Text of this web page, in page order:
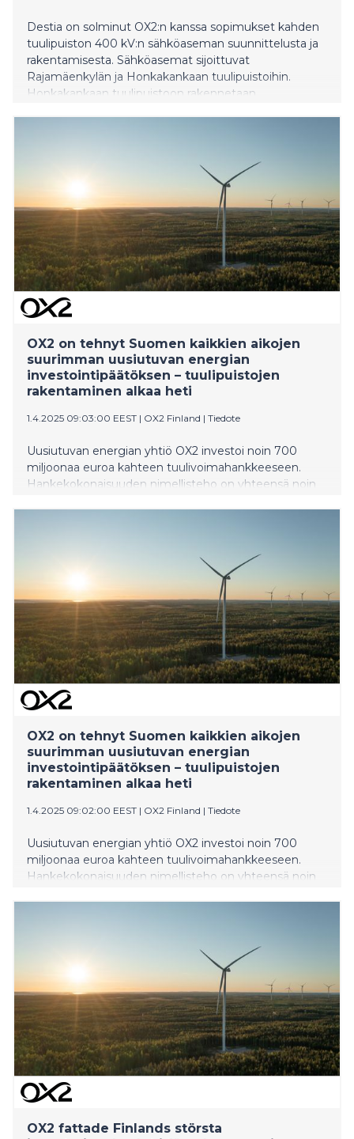
Destia on solminut OX2:n kanssa sopimukset kahden
tuulipuiston 400 kV:n sähköaseman suunnittelusta ja
rakentamisesta. Sähköasemat sijoittuvat
Rajamäenkylän ja Honkakankaan tuulipuistoihin.
Honkakankaan tuulipuistoon rakennetaan
OX2 on tehnyt Suomen kaikkien aikojen
suurimman uusiutuvan energian
investointipäätöksen – tuulipuistojen
rakentaminen alkaa heti
1.4.2025 09:03:00 EEST | OX2 Finland | Tiedote
Uusiutuvan energian yhtiö OX2 investoi noin 700
miljoonaa euroa kahteen tuulivoimahankkeeseen.
Hankekokonaisuuden nimellisteho on yhteensä noin
Rajamäenkylän ja Honkakankaan tuulipuistojen
OX2 on tehnyt Suomen kaikkien aikojen
suurimman uusiutuvan energian
investointipäätöksen – tuulipuistojen
rakentaminen alkaa heti
1.4.2025 09:02:00 EEST | OX2 Finland | Tiedote
Uusiutuvan energian yhtiö OX2 investoi noin 700
miljoonaa euroa kahteen tuulivoimahankkeeseen.
Hankekokonaisuuden nimellisteho on yhteensä noin
Rajamäenkylän ja Honkakankaan tuulipuistojen
OX2 fattade Finlands största